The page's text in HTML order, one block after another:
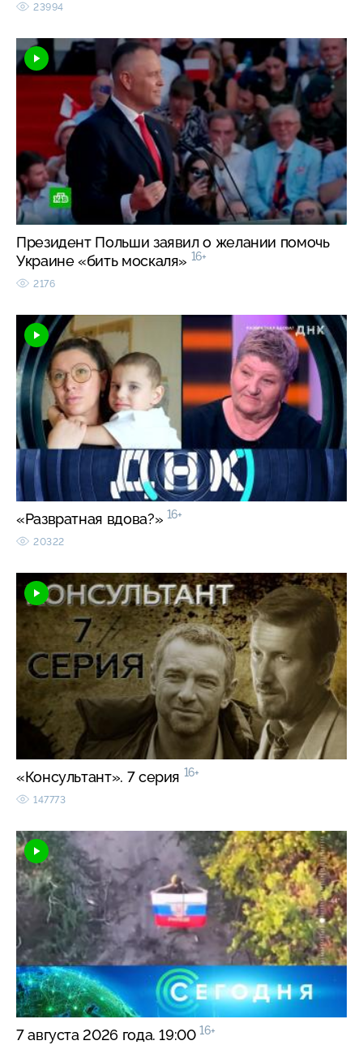
23994
Президент Польши заявил о желании помочь
Украине «бить москаля» 16+
2176
«Развратная вдова?» 16+
20322
«Консультант». 7 серия 16+
147773
7 августа 2026 года. 19:00 16+